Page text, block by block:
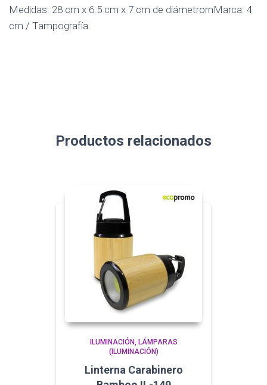
Medidas: 28 cm x 6.5 cm x 7 cm de diámetrornMarca: 4
cm / Tampografía.
Productos relacionados
ILUMINACIÓN
LÁMPARAS
(ILUMINACIÓN)
Linterna Carabinero